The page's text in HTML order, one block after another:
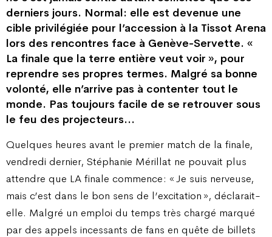
derniers jours. Normal : elle est devenue une
cible privilégiée pour l’accession à la Tissot Arena
lors des rencontres face à Genève-Servette. «
La finale que la terre entière veut voir », pour
reprendre ses propres termes. Malgré sa bonne
volonté, elle n’arrive pas à contenter tout le
monde. Pas toujours facile de se retrouver sous
le feu des projecteurs…
Quelques heures avant le premier match de la finale,
vendredi dernier, Stéphanie Mérillat ne pouvait plus
attendre que LA finale commence : « Je suis nerveuse,
mais c’est dans le bon sens de l’excitation », déclarait-
elle. Malgré un emploi du temps très chargé marqué
par des appels incessants de fans en quête de billets